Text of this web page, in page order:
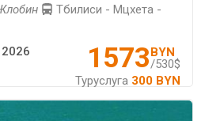
Тбилиси - Мцхета -
1573BYN
/530$
Туруслуга 300 BYN
2026